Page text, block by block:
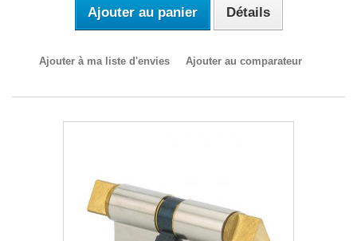
Ajouter au panier Détails
Ajouter à ma liste d'envies Ajouter au comparateur